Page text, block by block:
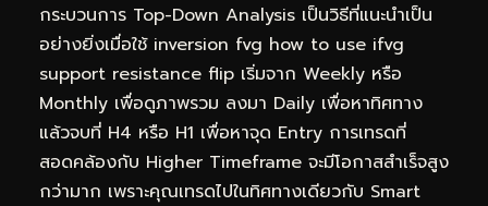
กระบวนการ Top-Down Analysis เป็นวิธีที่แนะนำเป็น
อย่างยิ่งเมื่อใช้ inversion fvg how to use ifvg
support resistance flip เริ่มจาก Weekly หรือ
Monthly เพื่อดูภาพรวม ลงมา Daily เพื่อหาทิศทาง
แล้วจบที่ H4 หรือ H1 เพื่อหาจุด Entry การเทรดที่
สอดคล้องกับ Higher Timeframe จะมีโอกาสสำเร็จสูง
กว่ามาก เพราะคุณเทรดไปในทิศทางเดียวกับ Smart